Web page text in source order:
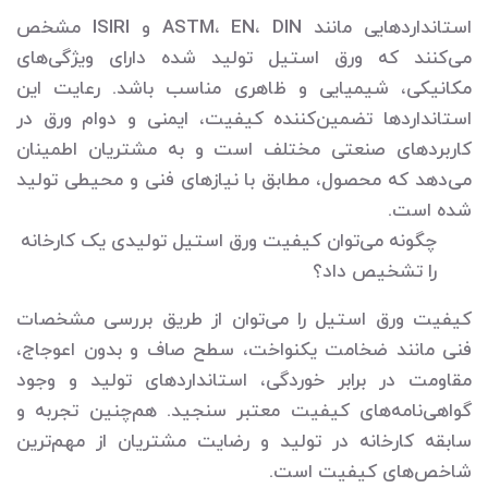
استانداردهایی مانند ASTM، EN، DIN و ISIRI مشخص
می‌کنند که ورق استیل تولید شده دارای ویژگی‌های
مکانیکی، شیمیایی و ظاهری مناسب باشد. رعایت این
استانداردها تضمین‌کننده کیفیت، ایمنی و دوام ورق در
کاربردهای صنعتی مختلف است و به مشتریان اطمینان
می‌دهد که محصول، مطابق با نیازهای فنی و محیطی تولید
شده است.
چگونه می‌توان کیفیت ورق استیل تولیدی یک کارخانه
را تشخیص داد؟
کیفیت ورق استیل را می‌توان از طریق بررسی مشخصات
فنی مانند ضخامت یکنواخت، سطح صاف و بدون اعوجاج،
مقاومت در برابر خوردگی، استانداردهای تولید و وجود
گواهی‌نامه‌های کیفیت معتبر سنجید. هم‌چنین تجربه و
سابقه کارخانه در تولید و رضایت مشتریان از مهم‌ترین
شاخص‌های کیفیت است.